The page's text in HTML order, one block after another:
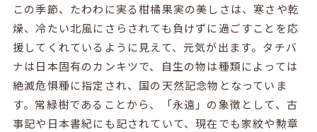
この季節、たわわに実る柑橘果実の美しさは、寒さや乾
燥、冷たい北風にさらされても負けずに過ごすことを応
援してくれているように見えて、元気が出ます。タチバ
ナは日本固有のカンキツで、自生の物は種類によっては
絶滅危惧種に指定され、国の天然記念物となっていま
す。常緑樹であることから、「永遠」の象徴として、古
事記や日本書紀にも記されていて、現在でも家紋や勲章